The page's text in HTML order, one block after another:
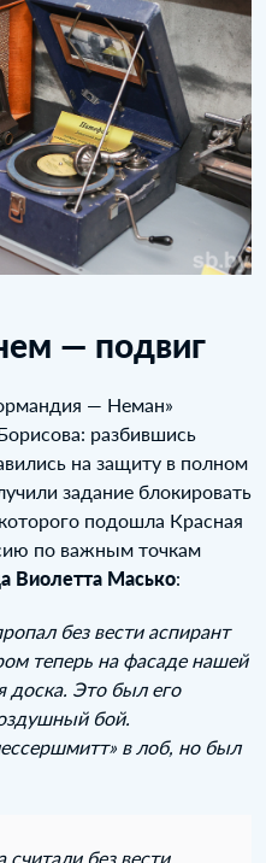
— подвиг
— Неман»
разбившись
на защиту в полном
задание блокировать
подошла Красная
по важным точкам
Виолетта Масько:
без вести аспирант
теперь на фасаде нашей
Это был его
бой.
в лоб, но был
без вести